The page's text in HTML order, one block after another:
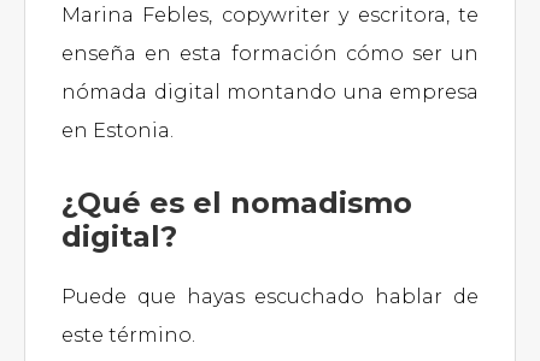
Marina Febles, copywriter y escritora, te
enseña en esta formación cómo ser un
nómada digital montando una empresa
en Estonia.
¿Qué es el nomadismo
digital?
Puede que hayas escuchado hablar de
este término.